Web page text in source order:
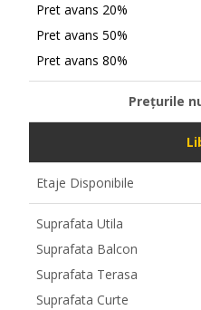
Pret avans 20%
Pret avans 50%
Pret avans 80%
Prețurile
Etaje Disponibile
Suprafata Utila
Suprafata Balcon
Suprafata Terasa
Suprafata Curte